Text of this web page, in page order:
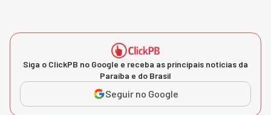
Siga o ClickPB no Google e receba as principais notícias da
Paraíba e do Brasil
Seguir no Google